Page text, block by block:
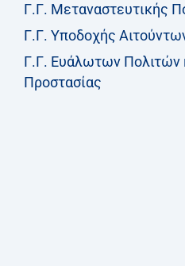
Γ.Γ. Μεταναστευτικής
Γ.Γ. Υποδοχής
Γ.Γ. Ευάλωτων Πολιτών
Προστασίας